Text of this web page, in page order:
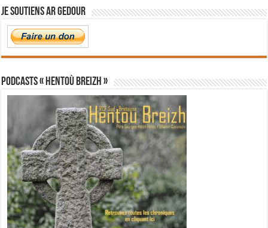
Je soutiens Ar Gedour
PODCASTS « Hentoù Breizh »